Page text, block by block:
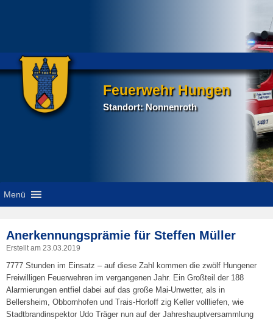
Feuerwehr Hungen
Standort: Nonnenroth
Menü
Anerkennungsprämie für Steffen Müller
Erstellt am 23.03.2019
7777 Stunden im Einsatz – auf diese Zahl kommen die zwölf Hungener
Freiwilligen Feuerwehren im vergangenen Jahr. Ein Großteil der 188
Alarmierungen entfiel dabei auf das große Mai-Unwetter, als in
Bellersheim, Obbornhofen und Trais-Horloff zig Keller vollliefen, wie
Stadtbrandinspektor Udo Träger nun auf der Jahreshauptversammlung